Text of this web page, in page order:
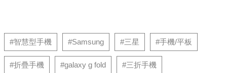
#智慧型手機 #Samsung #三星 #手機/平板
#折疊手機 #galaxy g fold #三折手機